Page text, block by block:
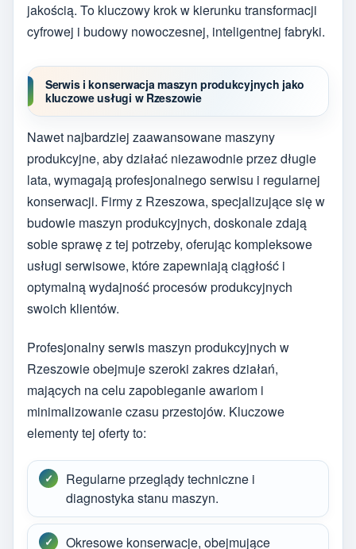
jakością. To kluczowy krok w kierunku transformacji
cyfrowej i budowy nowoczesnej, inteligentnej fabryki.
Serwis i konserwacja maszyn produkcyjnych jako
kluczowe usługi w Rzeszowie
Nawet najbardziej zaawansowane maszyny
produkcyjne, aby działać niezawodnie przez długie
lata, wymagają profesjonalnego serwisu i regularnej
konserwacji. Firmy z Rzeszowa, specjalizujące się w
budowie maszyn produkcyjnych, doskonale zdają
sobie sprawę z tej potrzeby, oferując kompleksowe
usługi serwisowe, które zapewniają ciągłość i
optymalną wydajność procesów produkcyjnych
swoich klientów.
Profesjonalny serwis maszyn produkcyjnych w
Rzeszowie obejmuje szeroki zakres działań,
mających na celu zapobieganie awariom i
minimalizowanie czasu przestojów. Kluczowe
elementy tej oferty to:
Regularne przeglądy techniczne i
diagnostyka stanu maszyn.
Okresowe konserwacje, obejmujące